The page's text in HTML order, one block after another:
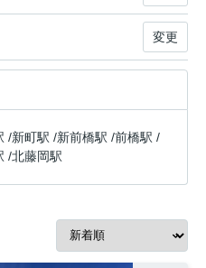
変更
/新町駅 /新前橋駅 /前橋駅 /
/北藤岡駅